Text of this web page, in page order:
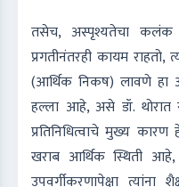
तसेच, अस्पृश्यतेचा कलंक
प्रगतीनंतरही कायम
(आर्थिक निकष) लावणे हा
हल्ला आहे, असे डॉ. थोरात
प्रतिनिधित्वाचे मुख्य
खराब आर्थिक स्थिती आहे,